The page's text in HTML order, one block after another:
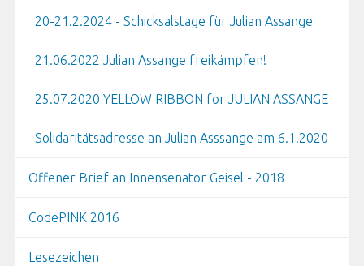
20-21.2.2024 - Schicksalstage für Julian Assange
21.06.2022 Julian Assange freikämpfen!
25.07.2020 YELLOW RIBBON for JULIAN ASSANGE
Solidaritätsadresse an Julian Asssange am 6.1.2020
Offener Brief an Innensenator Geisel - 2018
CodePINK 2016
Lesezeichen